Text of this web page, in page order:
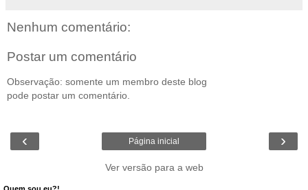
Nenhum comentário:
Postar um comentário
Observação: somente um membro deste blog
pode postar um comentário.
‹ ›
Página inicial
Ver versão para a web